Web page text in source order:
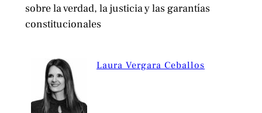
sobre la verdad, la justicia y las garantías
constitucionales
Laura Vergara Ceballos